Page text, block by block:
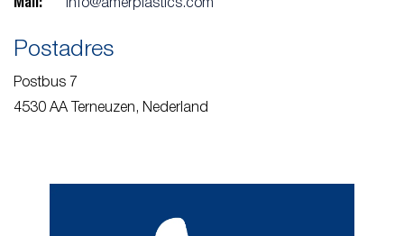
info@amerplastics.com
Postadres
Postbus 7
4530 AA Terneuzen, Nederland